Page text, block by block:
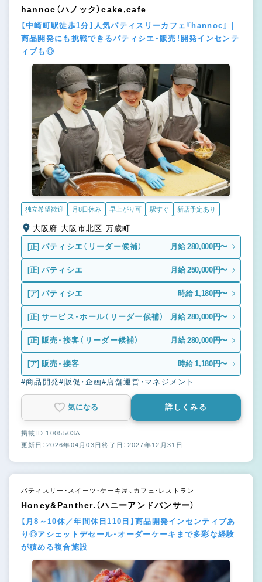
hannoc（ハノック）cake,cafe
【中崎町駅徒歩1分】人気パティスリーカフェ『hannoc』｜
商品開発にも挑戦できるパティシエ・販売！開発インセンテ
ィブも◎
独立希望歓迎 月8日休み 早上がり可 駅すぐ 新店予定あり
大阪府 大阪市北区 万歳町
[正] パティシエ（リーダー候補） 月給 280,000円〜
[正] パティシエ 月給 250,000円〜
[ア] パティシエ 時給 1,180円〜
[正] サービス・ホール（リーダー候補） 月給 280,000円〜
[正] 販売・接客（リーダー候補） 月給 280,000円〜
[ア] 販売・接客 時給 1,180円〜
#商品開発#販促・企画#店舗運営・マネジメント
気になる 詳しくみる
掲載ID 1005503A
更新日：2026年04月03日終了日：2027年12月31日
パティスリー・スイーツ・ケーキ屋、カフェ・レストラン
Honey&Panther.（ハニーアンドパンサー）
【月8～10休／年間休日110日】商品開発インセンティブあ
り◎アシェットデセール・オーダーケーキまで多彩な経験
が積める複合施設